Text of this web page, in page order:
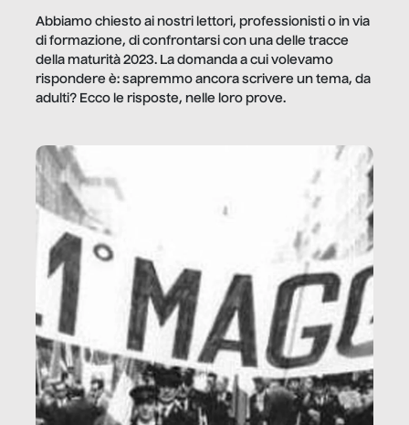
Abbiamo chiesto ai nostri lettori, professionisti o in via
di formazione, di confrontarsi con una delle tracce
della maturità 2023. La domanda a cui volevamo
rispondere è: sapremmo ancora scrivere un tema, da
adulti? Ecco le risposte, nelle loro prove.